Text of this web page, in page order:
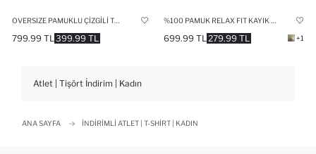
399.99 TL
799.99 TL 279.99 TL
699.99 TL +1
Atlet | Tişört İndirim | Kadın
ANA SAYFA İNDIRIMLI ATLET | T-SHIRT | KADIN